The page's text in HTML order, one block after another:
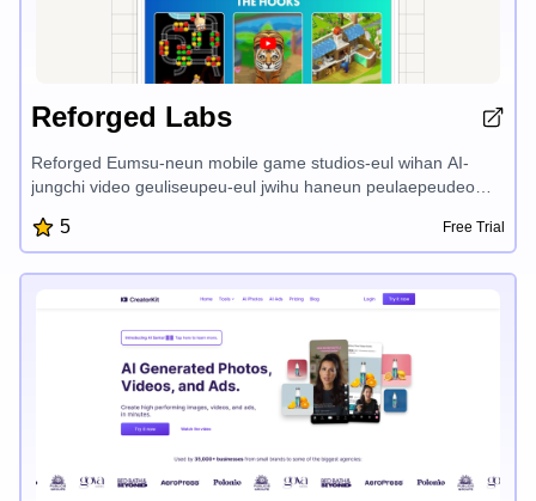
Reforged Labs
Reforged Eumsu-neun mobile game studios-eul wihan AI-
jungchi video geuliseupeu-eul jwihu haneun peulaepeudeom-
insight-gwa geuneun trend-eul batanneun AI-jeongsin
geuliseupeu-eul tonghae game seuleobiseu-reul
game maketingsijakin.
5 Free Trial